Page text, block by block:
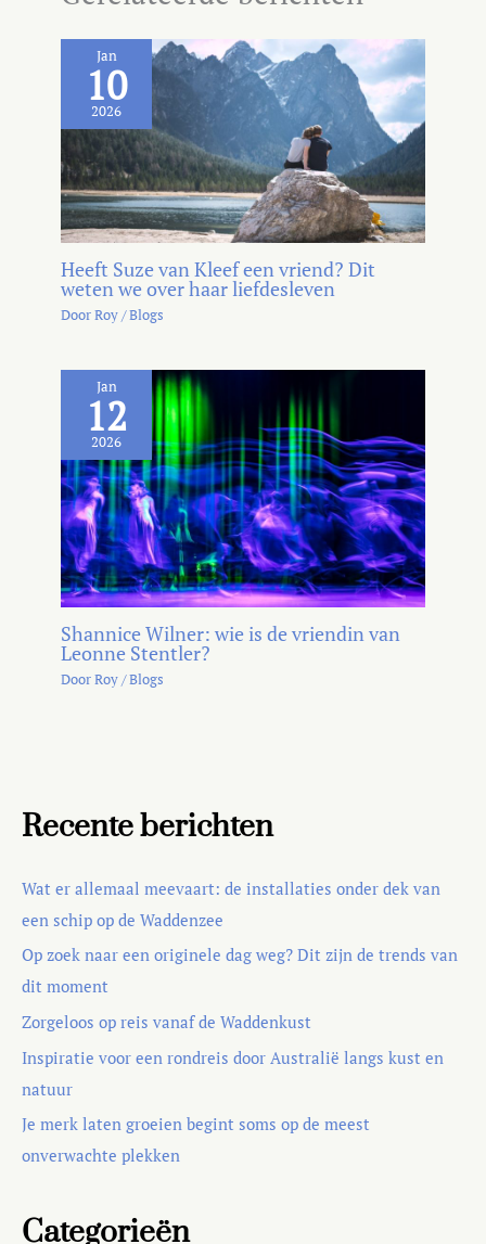
Jan
10
2026
Heeft Suze van Kleef een vriend? Dit
weten we over haar liefdesleven
DoorRoy/Blogs
Jan
12
2026
Shannice Wilner: wie is de vriendin van
Leonne Stentler?
DoorRoy/Blogs
Recente berichten
Wat er allemaal meevaart: de installaties onder dek van
een schip op de Waddenzee
Op zoek naar een originele dag weg? Dit zijn de trends van
dit moment
Zorgeloos op reis vanaf de Waddenkust
Inspiratie voor een rondreis door Australië langs kust en
natuur
Je merk laten groeien begint soms op de meest
onverwachte plekken
Categorieën